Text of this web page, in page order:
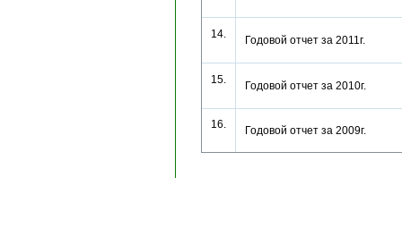
14. Годовой отчет за 2011г.
15. Годовой отчет за 2010г.
16. Годовой отчет за 2009г.